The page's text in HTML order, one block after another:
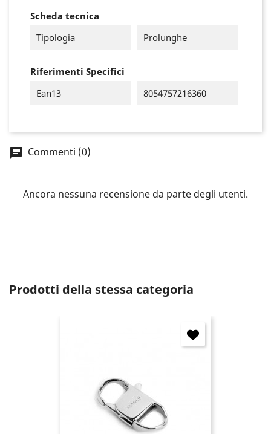
Scheda tecnica
Tipologia
Prolunghe
Riferimenti Specifici
Ean13
8054757216360
Commenti (0)
Ancora nessuna recensione da parte degli utenti.
Prodotti della stessa categoria
You need to be logged in to save products in your